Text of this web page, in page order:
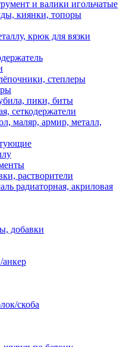
и валики игольчатые
киянки, топоры
крюк для вязки
степлеры
пики, биты
сеткодержатели
маляр, армир, металл,
растворители
радиаторная, акриловая
добавки
скоба